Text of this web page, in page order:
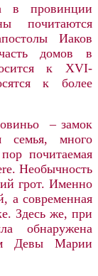
в провинции
почитаются
Иаков
домов в
к XVI-
к более
– замок
семья, много
почитаемая
Необычность
грот. Именно
а современная
Здесь же, при
обнаружена
Девы Марии